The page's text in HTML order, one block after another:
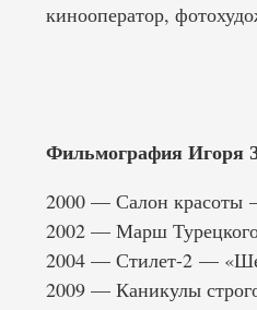
кинооператор,
Фильмография Игоря
2000 — Салон красоты
2002 — Марш
2004 — Стилет-2 —
2009 — Каникулы